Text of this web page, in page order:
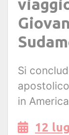
Si
in
12